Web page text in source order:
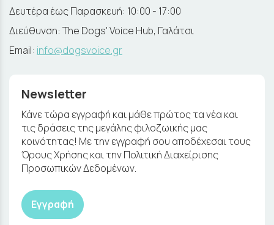
Δευτέρα έως Παρασκευή: 10:00 - 17:00
Διεύθυνση: The Dogs' Voice Hub, Γαλάτσι
Email: info@dogsvoice.gr
Newsletter
Κάνε τώρα εγγραφή και μάθε πρώτος τα νέα και
τις δράσεις της μεγάλης φιλοζωικής μας
κοινότητας! Με την εγγραφή σου αποδέχεσαι τους
Όρους Χρήσης και την Πολιτική Διαχείρισης
Προσωπικών Δεδομένων.
Εγγραφή